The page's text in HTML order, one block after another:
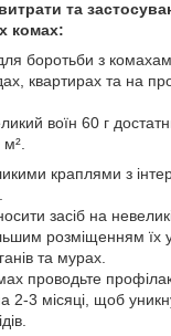
та
комах:
боротьби з
квартирах та на
воїн 60 г
краплями з
засіб на
розміщенням їх
та мурах.
проводьте
2-3 місяці, щоб